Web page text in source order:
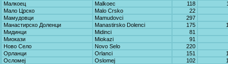
Малкоец
Malkoec 118
Мало Црско
Malo Crsko
22
Мамудовци
Mamudovci
297
Манастирско Доленци
Manastirsko Dolenci 175
Мидинци
Midinci
81
Миокази
Miokazi
91
Ново Село
Novo Selo
220
Орланци
Orlanci 151
Осломеј
Oslomej 102